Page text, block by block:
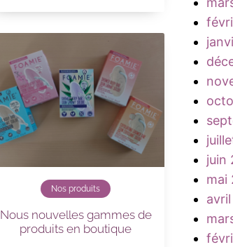
Nos produits
Nous nouvelles gammes de
produits en boutique
juin
mai